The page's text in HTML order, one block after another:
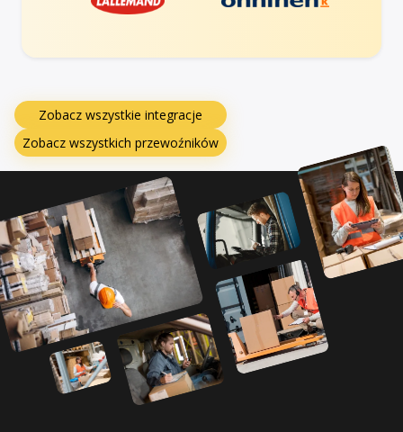
Zobacz wszystkie integracje
Zobacz wszystkich przewoźników